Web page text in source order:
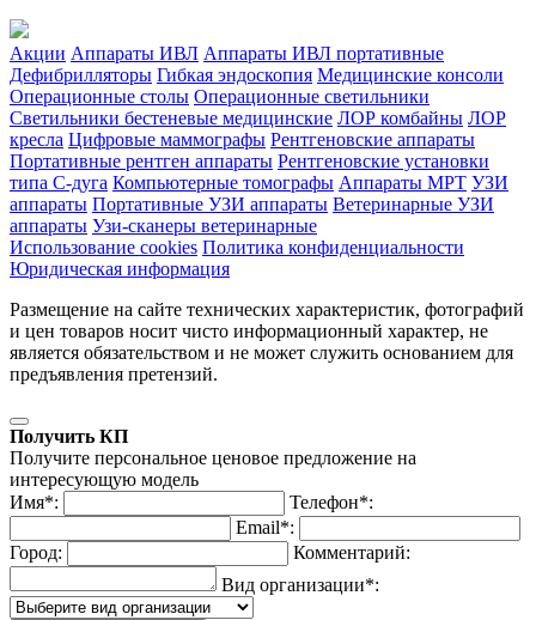
Акции Аппараты ИВЛ Аппараты ИВЛ портативные
Дефибрилляторы Гибкая эндоскопия Медицинские консоли
Операционные столы Операционные светильники
Светильники бестеневые медицинские ЛОР комбайны ЛОР
кресла Цифровые маммографы Рентгеновские аппараты
Портативные рентген аппараты Рентгеновские установки
типа С-дуга Компьютерные томографы Аппараты МРТ УЗИ
аппараты Портативные УЗИ аппараты Ветеринарные УЗИ
аппараты Узи-сканеры ветеринарные
Использование cookies Политика конфиденциальности
Юридическая информация
Размещение на сайте технических характеристик, фотографий
и цен товаров носит чисто информационный характер, не
является обязательством и не может служить основанием для
предъявления претензий.
Получить КП
Получите персональное ценовое предложение на
интересующую модель
Имя*:
Телефон*:
Email*:
Город:
Комментарий:
Вид организации*: